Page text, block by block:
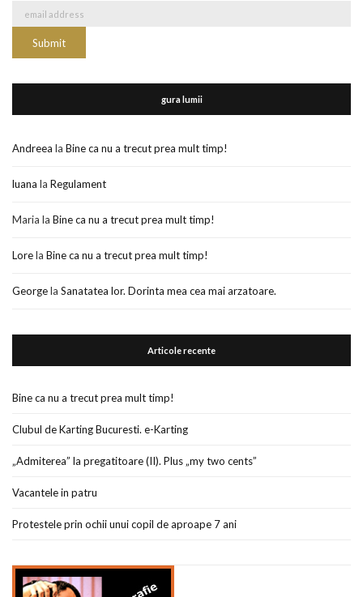
gura lumii
Andreea la Bine ca nu a trecut prea mult timp!
luana la Regulament
Maria la Bine ca nu a trecut prea mult timp!
Lorela Bine ca nu a trecut prea mult timp!
Georgela Sanatatea lor. Dorinta mea cea mai arzatoare.
Articole recente
Bine ca nu a trecut prea mult timp!
Clubul de Karting Bucuresti. e-Karting
„Admiterea” la pregatitoare (II). Plus „my two cents”
Vacantele in patru
Protestele prin ochii unui copil de aproape 7 ani